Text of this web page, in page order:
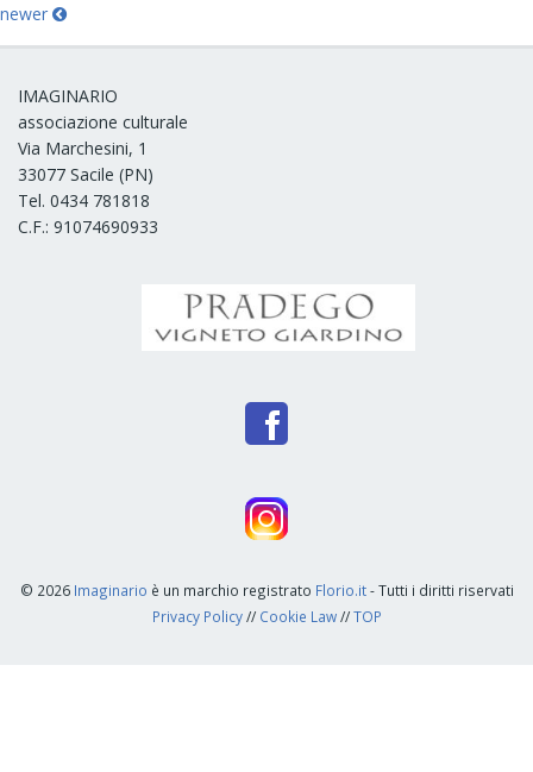
newer
IMAGINARIO
associazione culturale
Via Marchesini, 1
33077 Sacile (PN)
Tel. 0434 781818
C.F.: 91074690933
© 2026 Imaginario è un marchio registrato Florio.it- Tutti i diritti riservati
Privacy Policy// Cookie Law//TOP